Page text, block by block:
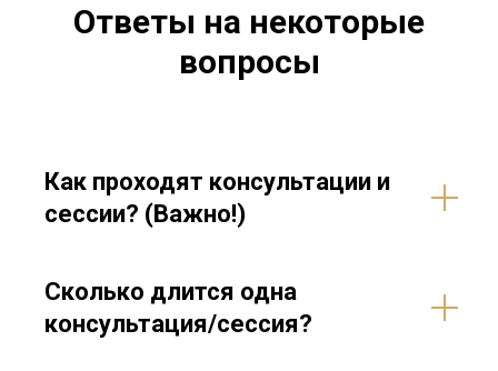
Ответы на некоторые
вопросы
Как проходят консультации и
сессии? (Важно!)
Сколько длится одна
консультация/сессия?